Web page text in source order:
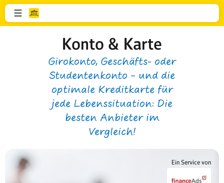
Konto & Karte
Girokonto, Geschäfts- oder
Studentenkonto – und die
optimale Kreditkarte für
jede Lebenssituation: Die
besten Anbieter im
Vergleich!
Ein Service von